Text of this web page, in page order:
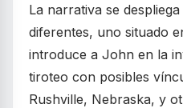
La narrativa se
diferentes, uno situado
introduce a John en la
tiroteo con posibles
Rushville, Nebraska, y